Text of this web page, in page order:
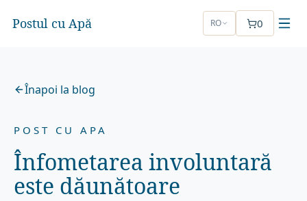
Postul cu Apă RO 0
Înapoi la blog
POST CU APA
Înfometarea involuntară
este dăunătoare